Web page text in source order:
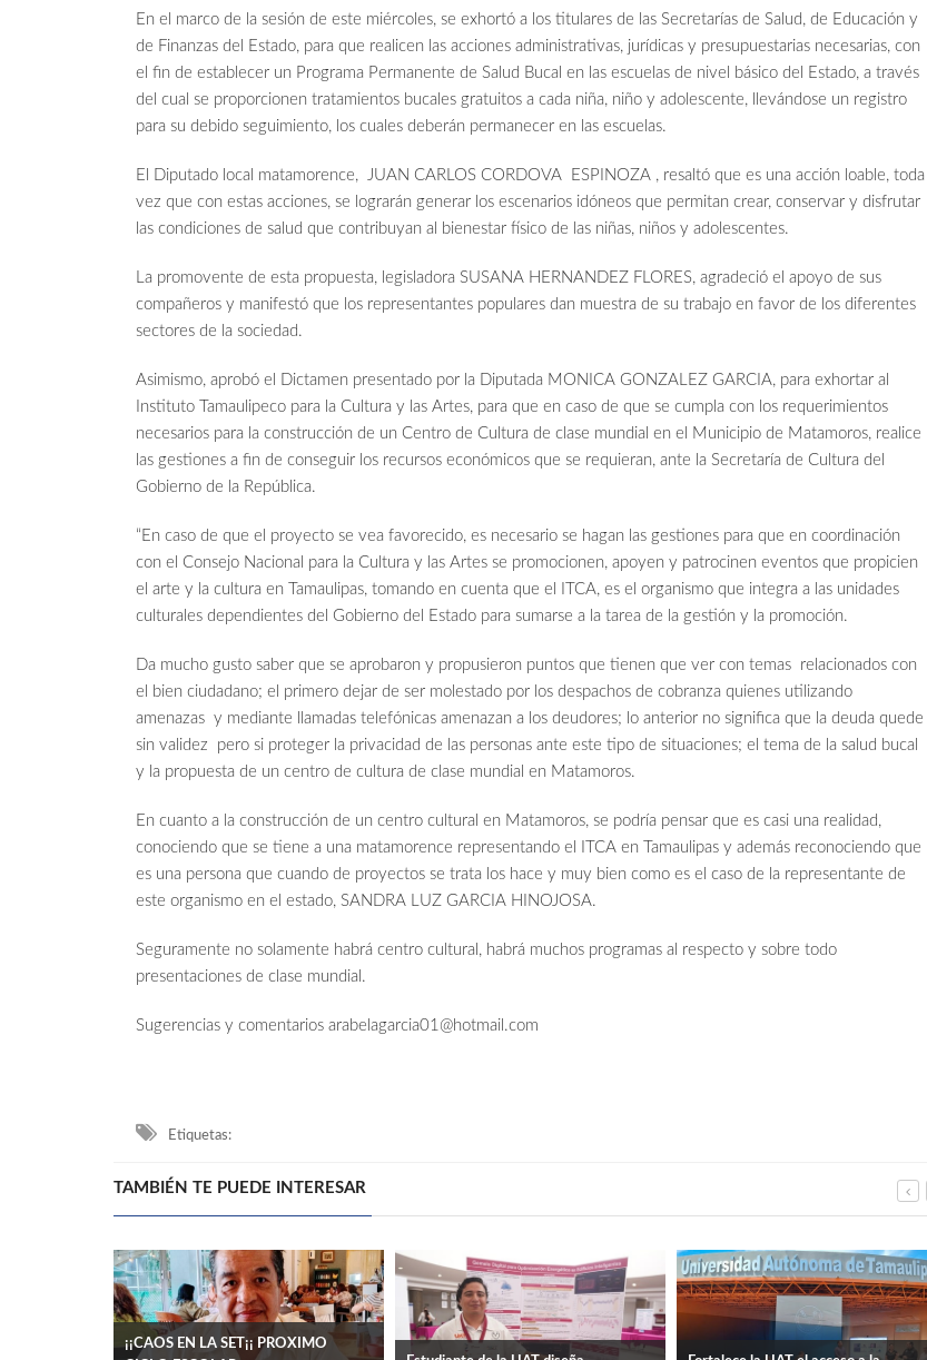
En el marco de la sesión de este miércoles, se exhortó a los titulares de las Secretarías de Salud, de Educación y
de Finanzas del Estado, para que realicen las acciones administrativas, jurídicas y presupuestarias necesarias, con
el fin de establecer un Programa Permanente de Salud Bucal en las escuelas de nivel básico del Estado, a través
del cual se proporcionen tratamientos bucales gratuitos a cada niña, niño y adolescente, llevándose un registro
para su debido seguimiento, los cuales deberán permanecer en las escuelas.
El Diputado local matamorence, JUAN CARLOS CORDOVA ESPINOZA , resaltó que es una acción loable, toda
vez que con estas acciones, se lograrán generar los escenarios idóneos que permitan crear, conservar y disfrutar
las condiciones de salud que contribuyan al bienestar físico de las niñas, niños y adolescentes.
La promovente de esta propuesta, legisladora SUSANA HERNANDEZ FLORES, agradeció el apoyo de sus
compañeros y manifestó que los representantes populares dan muestra de su trabajo en favor de los diferentes
sectores de la sociedad.
Asimismo, aprobó el Dictamen presentado por la Diputada MONICA GONZALEZ GARCIA, para exhortar al
Instituto Tamaulipeco para la Cultura y las Artes, para que en caso de que se cumpla con los requerimientos
necesarios para la construcción de un Centro de Cultura de clase mundial en el Municipio de Matamoros, realice
las gestiones a fin de conseguir los recursos económicos que se requieran, ante la Secretaría de Cultura del
Gobierno de la República.
“En caso de que el proyecto se vea favorecido, es necesario se hagan las gestiones para que en coordinación
con el Consejo Nacional para la Cultura y las Artes se promocionen, apoyen y patrocinen eventos que propicien
el arte y la cultura en Tamaulipas, tomando en cuenta que el ITCA, es el organismo que integra a las unidades
culturales dependientes del Gobierno del Estado para sumarse a la tarea de la gestión y la promoción.
Da mucho gusto saber que se aprobaron y propusieron puntos que tienen que ver con temas relacionados con
el bien ciudadano; el primero dejar de ser molestado por los despachos de cobranza quienes utilizando
amenazas y mediante llamadas telefónicas amenazan a los deudores; lo anterior no significa que la deuda quede
sin validez pero si proteger la privacidad de las personas ante este tipo de situaciones; el tema de la salud bucal
y la propuesta de un centro de cultura de clase mundial en Matamoros.
En cuanto a la construcción de un centro cultural en Matamoros, se podría pensar que es casi una realidad,
conociendo que se tiene a una matamorence representando el ITCA en Tamaulipas y además reconociendo que
es una persona que cuando de proyectos se trata los hace y muy bien como es el caso de la representante de
este organismo en el estado, SANDRA LUZ GARCIA HINOJOSA.
Seguramente no solamente habrá centro cultural, habrá muchos programas al respecto y sobre todo
presentaciones de clase mundial.
Sugerencias y comentarios arabelagarcia01@hotmail.com
Etiquetas:
TAMBIÉN TE PUEDE INTERESAR
¡¡CAOS EN LA SET¡¡ PROXIMO